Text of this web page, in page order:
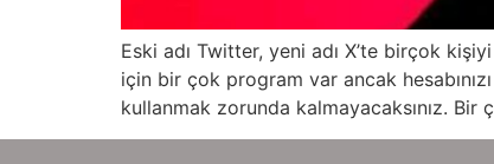
Eski adı Twitter, yeni adı X’te birçok
için bir çok program var ancak
kullanmak zorunda kalmayacaksınız.